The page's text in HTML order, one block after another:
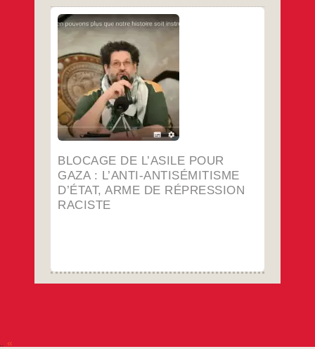
BLOCAGE DE L’ASILE POUR
GAZA : L’ANTI-ANTISÉMITISME
D’ÉTAT, ARME DE RÉPRESSION
RACISTE
Au cœur du génocide et d’une famine
organisée, la France veut expulser une
étudiante venue de Gaza et bloque toute
évacuation. Prétextant des posts antijuifs,
elle instrumentalise la lutte contre
l’antisémitisme pour punir collectivement les
Palestinien·ne·s, tout en tolérant les
génocidaires. Cet anti-antisémitisme d’État
n’est qu’un instrument de répression raciste
Gaza
l’anti-
antisémitisme
d’État,
«